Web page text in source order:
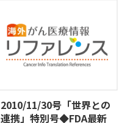
2010/11/30号「世界との
連携」特別号◆FDA最新